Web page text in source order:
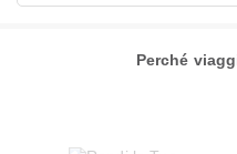
Perché